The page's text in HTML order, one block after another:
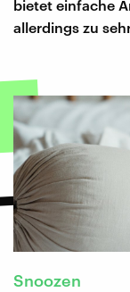
bietet einfache
allerdings zu
Snoozen